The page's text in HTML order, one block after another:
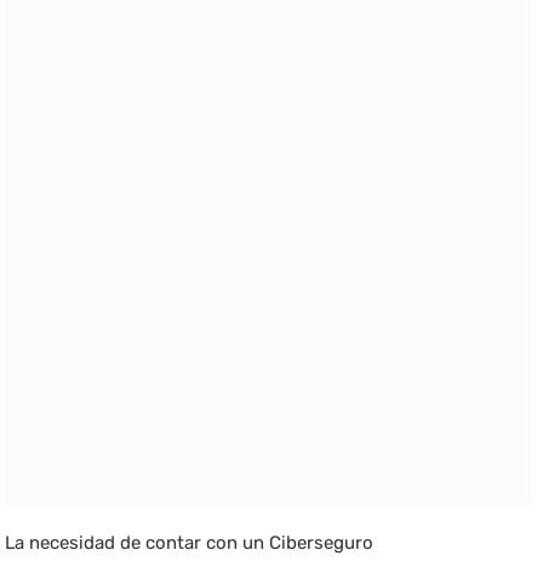
La necesidad de contar con un Ciberseguro